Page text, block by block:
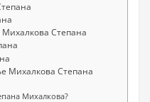
Степана
Михалкова Степана
Михалкова?